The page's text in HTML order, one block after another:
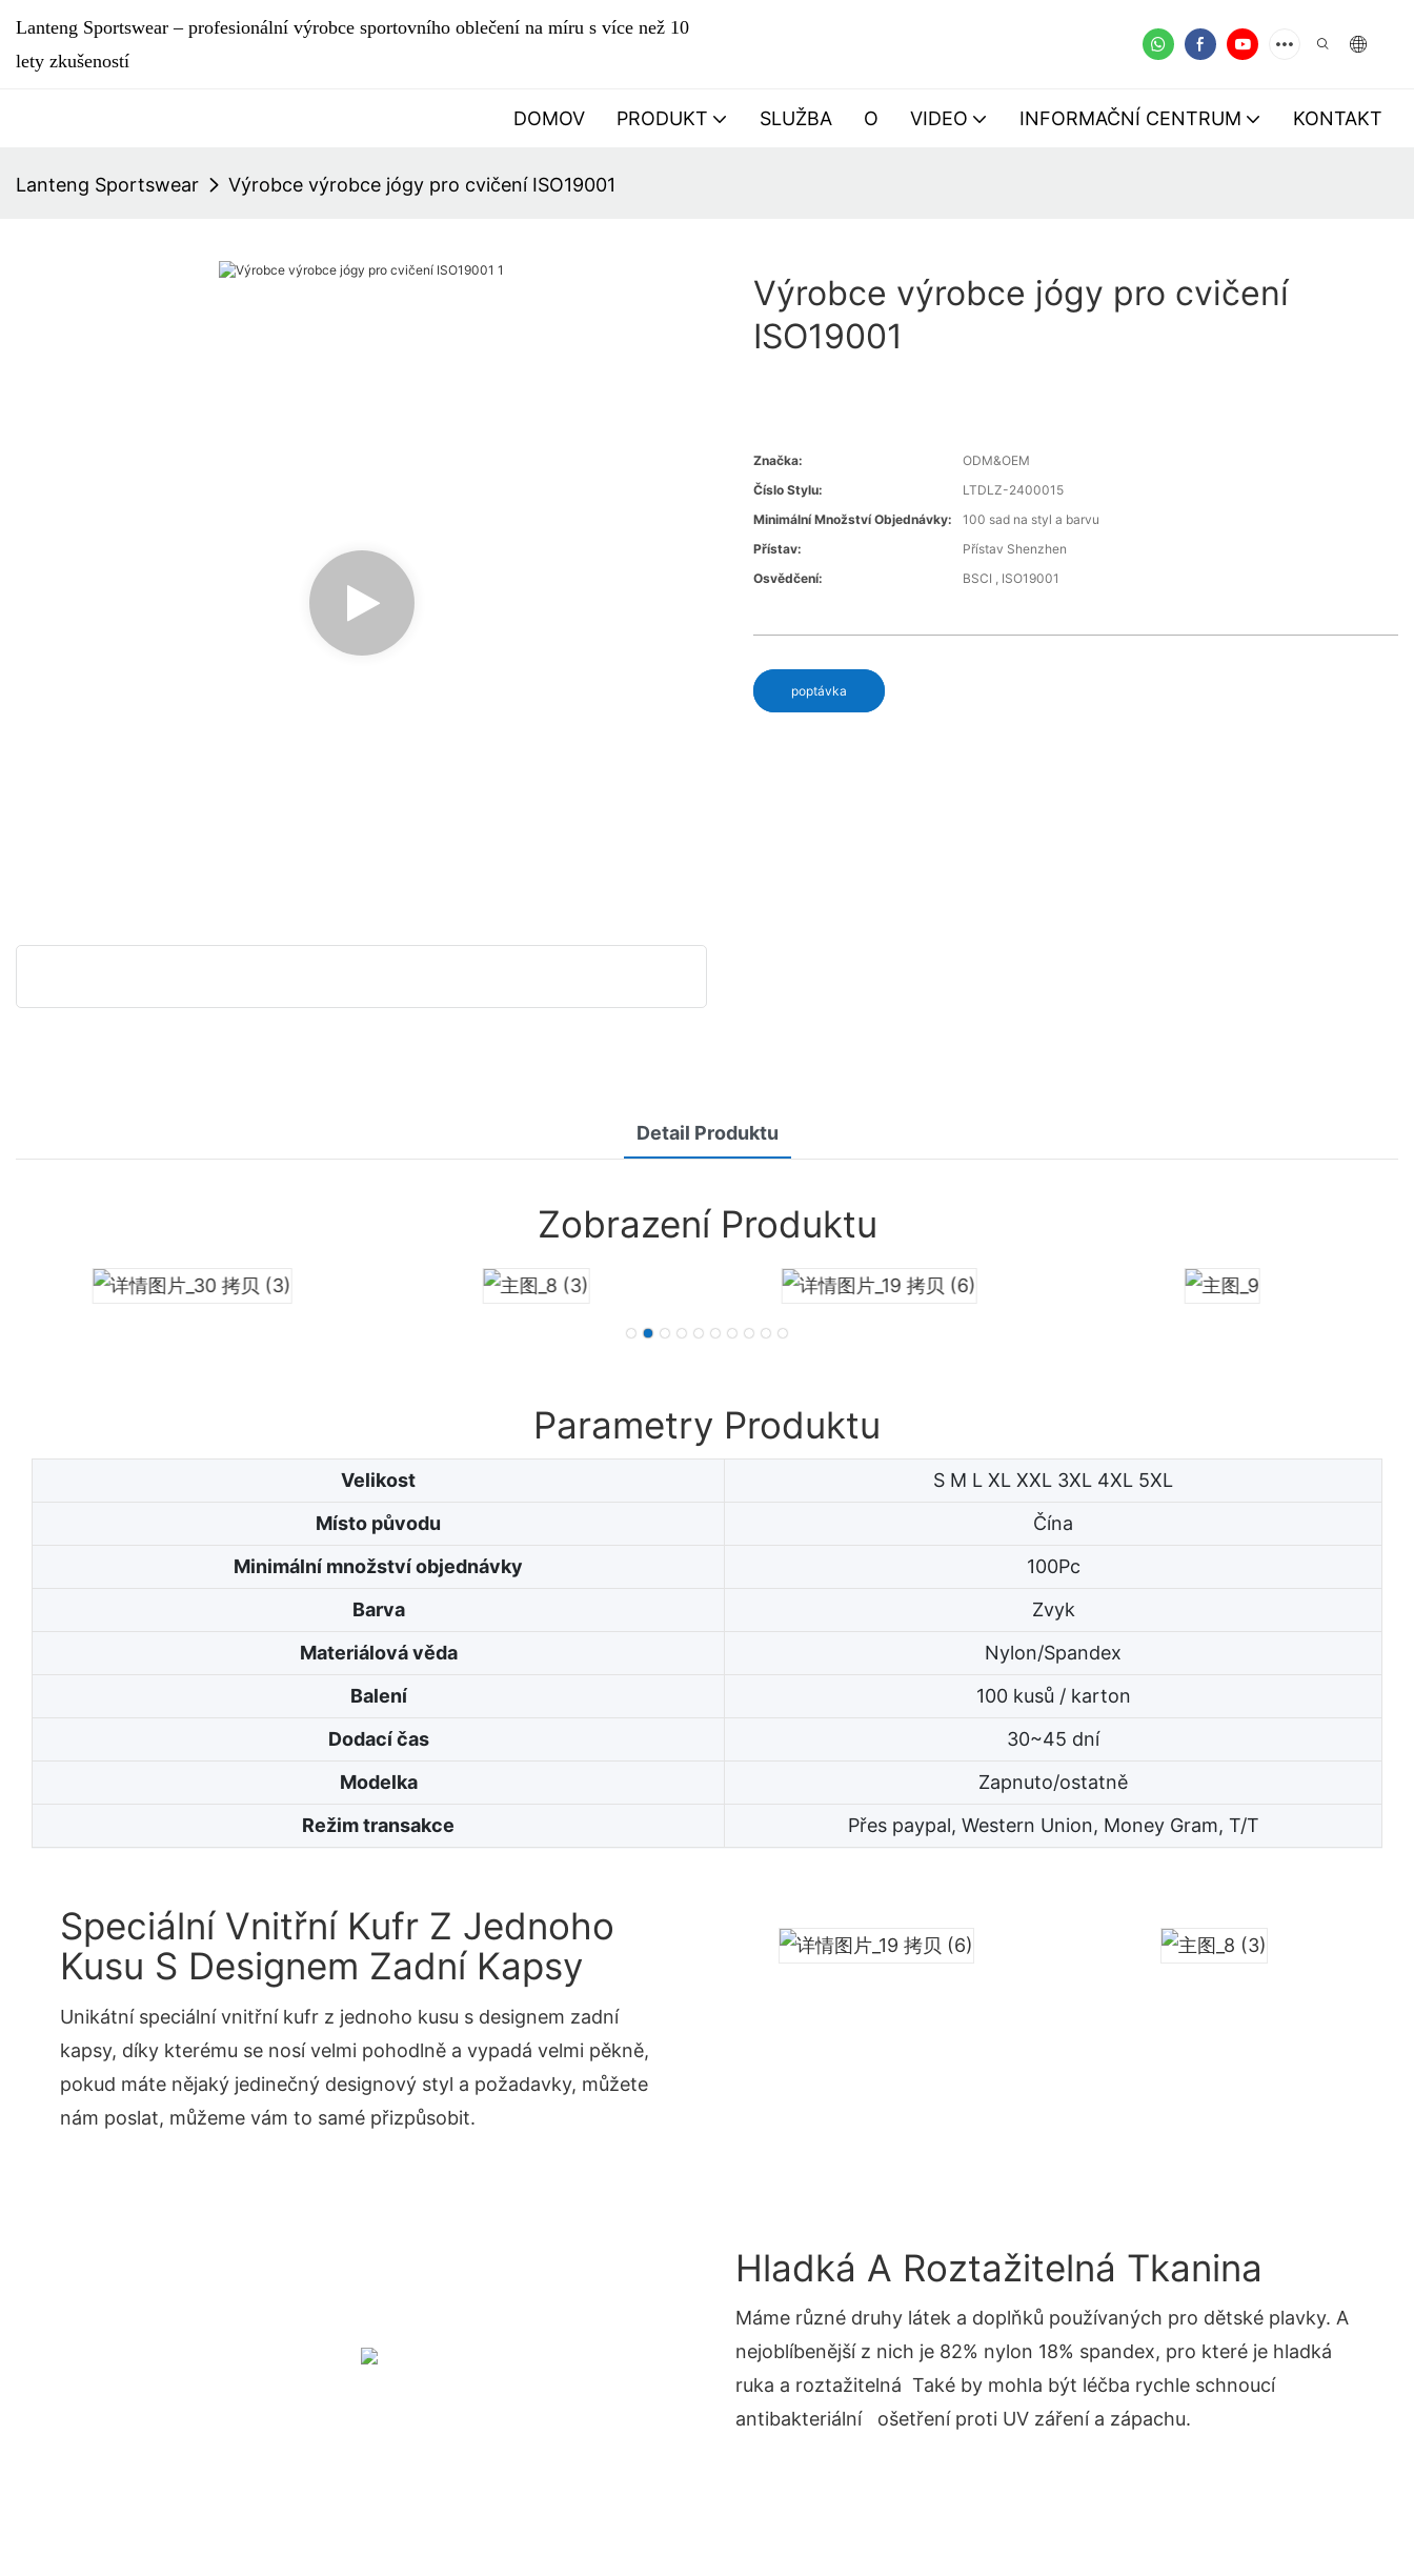
Lanteng Sportswear – profesionální výrobce sportovního oblečení na míru s více než 10
lety zkušeností
DOMOV PRODUKT SLUŽBA O VIDEO INFORMAČNÍ CENTRUM KONTAKT
Lanteng Sportswear Výrobce výrobce jógy pro cvičení ISO19001
Výrobce výrobce jógy pro cvičení
ISO19001
Značka:
ODM&OEM
Číslo Stylu:
LTDLZ-2400015
Minimální Množství Objednávky:
100 sad na styl a barvu
Přístav:
Přístav Shenzhen
Osvědčení:
BSCI , ISO19001
poptávka
Detail Produktu
Zobrazení Produktu
Parametry Produktu
Velikost
S M L XL XXL 3XL 4XL 5XL
Místo původu
Čína
Minimální množství objednávky
100Pc
Barva
Zvyk
Materiálová věda
Nylon/Spandex
Balení
100 kusů / karton
Dodací čas
30~45 dní
Modelka
Zapnuto/ostatně
Režim transakce
Přes paypal, Western Union, Money Gram, T/T
Speciální Vnitřní Kufr Z Jednoho
Kusu S Designem Zadní Kapsy
Unikátní speciální vnitřní kufr z jednoho kusu s designem zadní
kapsy, díky kterému se nosí velmi pohodlně a vypadá velmi pěkně,
pokud máte nějaký jedinečný designový styl a požadavky, můžete
nám poslat, můžeme vám to samé přizpůsobit.
Hladká A Roztažitelná Tkanina
Máme různé druhy látek a doplňků používaných pro dětské plavky. A
nejoblíbenější z nich je 82% nylon 18% spandex, pro které je hladká
ruka a roztažitelná Také by mohla být léčba rychle schnoucí
antibakteriální ošetření proti UV záření a zápachu.